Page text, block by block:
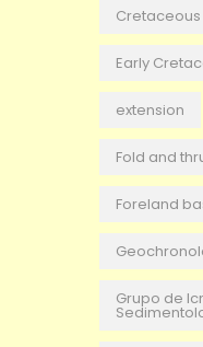
Cretaceous
Early
extension
Fold and
Foreland
Grupo de